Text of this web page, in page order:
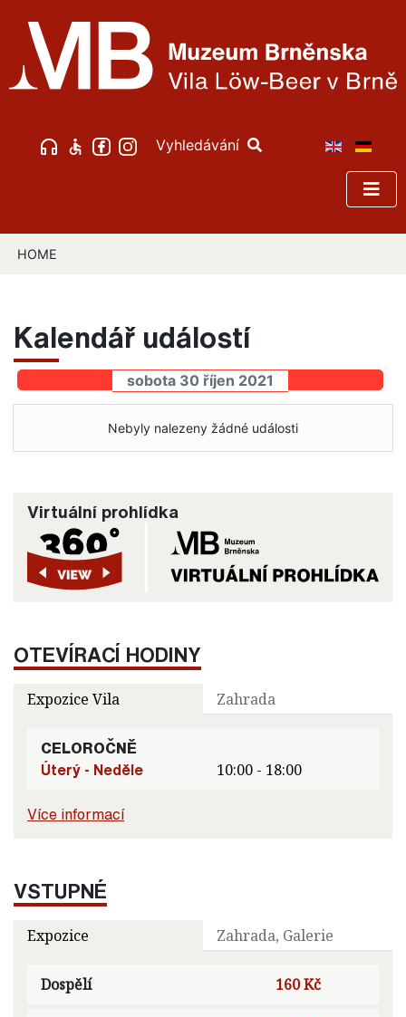
Vyhledávání
HOME
Kalendář událostí
sobota 30 říjen 2021
Nebyly nalezeny žádné události
Virtuální prohlídka
OTEVÍRACÍ HODINY
Expozice Vila Zahrada
CELOROČNĚ
Úterý - Neděle
10:00 - 18:00
Více informací
VSTUPNÉ
Expozice Zahrada, Galerie
Dospělí 160 Kč